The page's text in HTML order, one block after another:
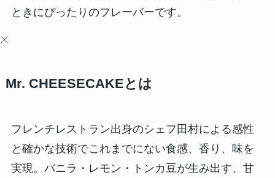
ときにぴったりのフレーバーです。
Mr. CHEESECAKEとは
フレンチレストラン出身のシェフ田村による感性
と確かな技術でこれまでにない食感、香り、味を
実現。バニラ・レモン・トンカ豆が生み出す、甘